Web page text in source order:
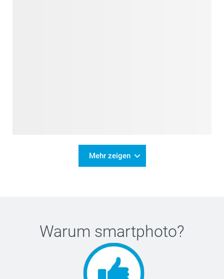
Mehr zeigen
Warum smartphoto?